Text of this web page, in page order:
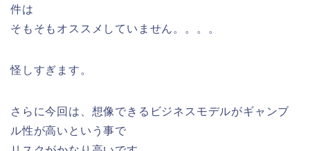
件は
そもそもオススメしていません。。。。
怪しすぎます。
さらに今回は、想像できるビジネスモデルがギャンブ
ル性が高いという事で